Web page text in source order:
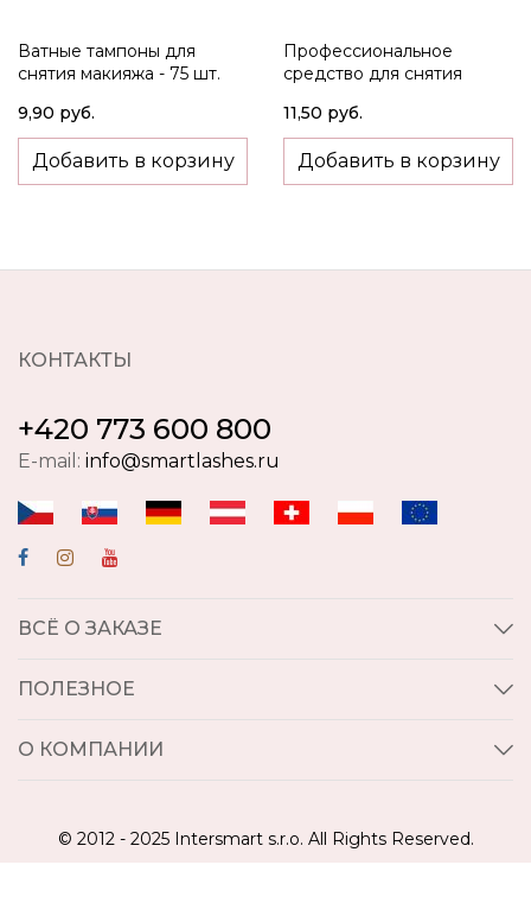
Ватные тампоны для
снятия макияжа - 75 шт.
9,90 руб.
Добавить в корзину
Профессиональное
средство для снятия
содержит масел - 100 мл -
Smart Lashes
11,50 руб.
Добавить в корзину
КОНТАКТЫ
+420 773 600 800
E-mail: info@smartlashes.ru
ВСЁ О ЗАКАЗЕ
ПОЛЕЗНОЕ
О КОМПАНИИ
© 2012 - 2025 Intersmart s.r.o. All Rights Reserved.